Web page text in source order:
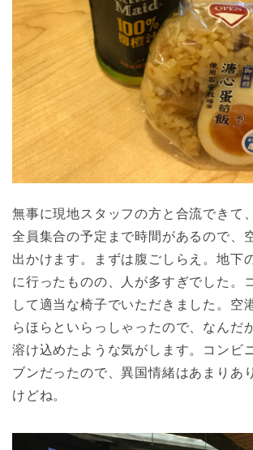
無事に現地スタッフの方と合流できて
全員集合の予定まで時間があるので、
出かけます。まずは腹ごしらえ。地下
に行ったものの、人が多すぎでした。
して適当な椅子でいただきました。空
らほらといらっしゃったので、なんだ
溶け込めたような気がします。コンビ
ブンだったので、異国情緒はあまりあ
けどね。